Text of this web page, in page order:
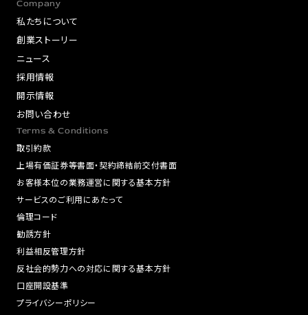
Company
私たちについて
創業ストーリー
ニュース
採用情報
開示情報
お問い合わせ
Terms & Conditions
取引約款
上場有価証券等書面・契約締結前交付書面
お客様本位の業務運営に関する基本方針
サービスのご利用にあたって
倫理コード
勧誘方針
利益相反管理方針
反社会的勢力への対応に関する基本方針
口座開設基準
プライバシーポリシー